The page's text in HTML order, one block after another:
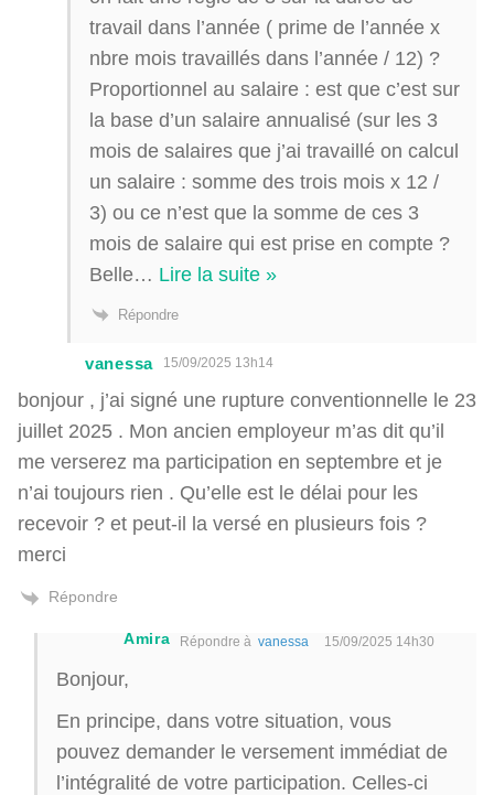
travail dans l’année ( prime de l’année x
nbre mois travaillés dans l’année / 12) ?
Proportionnel au salaire : est que c’est sur
la base d’un salaire annualisé (sur les 3
mois de salaires que j’ai travaillé on calcul
un salaire : somme des trois mois x 12 /
3) ou ce n’est que la somme de ces 3
mois de salaire qui est prise en compte ?
Belle… Lire la suite »
Répondre
vanessa 15/09/2025 13h14
bonjour , j’ai signé une rupture conventionnelle le 23
juillet 2025 . Mon ancien employeur m’as dit qu’il
me verserez ma participation en septembre et je
n’ai toujours rien . Qu’elle est le délai pour les
recevoir ? et peut-il la versé en plusieurs fois ?
merci
Répondre
Amira Répondre à vanessa 15/09/2025 14h30
Bonjour,
En principe, dans votre situation, vous
pouvez demander le versement immédiat de
l’intégralité de votre participation. Celles-ci